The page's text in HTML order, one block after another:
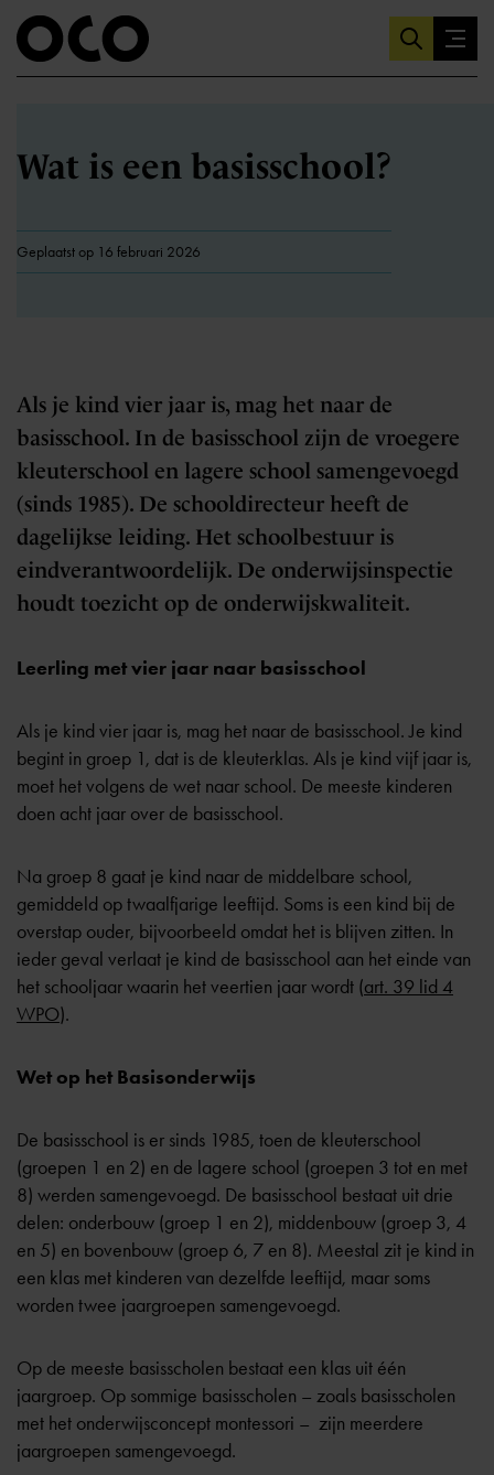
Wat is een basisschool?
Geplaatst op 16 februari 2026
Als je kind vier jaar is, mag het naar de
basisschool. In de basisschool zijn de vroegere
kleuterschool en lagere school samengevoegd
(sinds 1985). De schooldirecteur heeft de
dagelijkse leiding. Het schoolbestuur is
eindverantwoordelijk. De onderwijsinspectie
houdt toezicht op de onderwijskwaliteit.
Leerling met vier jaar naar basisschool
Als je kind vier jaar is, mag het naar de basisschool. Je kind
begint in groep 1, dat is de kleuterklas. Als je kind vijf jaar is,
moet het volgens de wet naar school. De meeste kinderen
doen acht jaar over de basisschool.
Na groep 8 gaat je kind naar de middelbare school,
gemiddeld op twaalfjarige leeftijd. Soms is een kind bij de
overstap ouder, bijvoorbeeld omdat het is blijven zitten. In
ieder geval verlaat je kind de basisschool aan het einde van
het schooljaar waarin het veertien jaar wordt (art. 39 lid 4
WPO).
Wet op het Basisonderwijs
De basisschool is er sinds 1985, toen de kleuterschool
(groepen 1 en 2) en de lagere school (groepen 3 tot en met
8) werden samengevoegd. De basisschool bestaat uit drie
delen: onderbouw (groep 1 en 2), middenbouw (groep 3, 4
en 5) en bovenbouw (groep 6, 7 en 8). Meestal zit je kind in
een klas met kinderen van dezelfde leeftijd, maar soms
worden twee jaargroepen samengevoegd.
Op de meeste basisscholen bestaat een klas uit één
jaargroep. Op sommige basisscholen – zoals basisscholen
met het onderwijsconcept montessori – zijn meerdere
jaargroepen samengevoegd.